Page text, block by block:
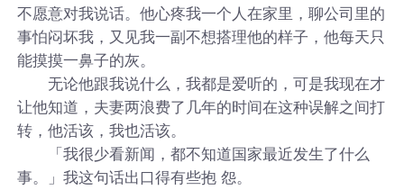
不愿意对我说话。他心疼我一个人在家里，聊公司里的
事怕闷坏我，又见我一副不想搭理他的样子，他每天只
能摸摸一鼻子的灰。
无论他跟我说什么，我都是爱听的，可是我现在才
让他知道，夫妻两浪费了几年的时间在这种误解之间打
转，他活该，我也活该。
「我很少看新闻，都不知道国家最近发生了什么
事。」我这句话出口得有些抱 怨。